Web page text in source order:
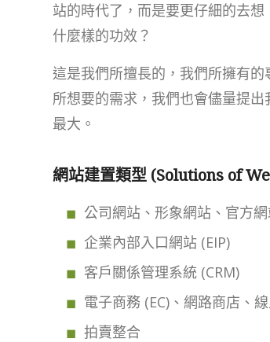
站的時代了，而是要更仔細的去
什麼樣的功效？
這是我們所擅長的，我們所擁有
所想要的需求，我們也會儘量提
最大。
網站建置類型 (Solutions of
公司網站、形象網站、官方
企業內部入口網站 (EIP)
客戶關係管理系統 (CRM)
電子商務 (EC)、網路商店、
拍賣整合